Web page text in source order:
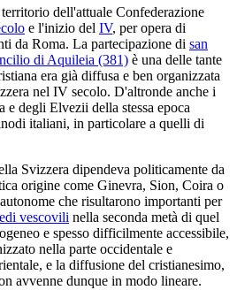
dell'attuale Confederazione
e l'inizio del IV, per opera di
da Roma. La partecipazione di san
di Aquileia (381) è una delle tante
era già diffusa e ben organizzata
nel IV secolo. D'altronde anche i
degli Elvezii della stessa epoca
italiani, in particolare a quelli di
Svizzera dipendeva politicamente da
origine come Ginevra, Sion, Coira o
autonome che risultarono importanti per
vescovili nella seconda metà di quel
e spesso difficilmente accessibile,
nella parte occidentale e
e la diffusione del cristianesimo,
avvenne dunque in modo lineare.